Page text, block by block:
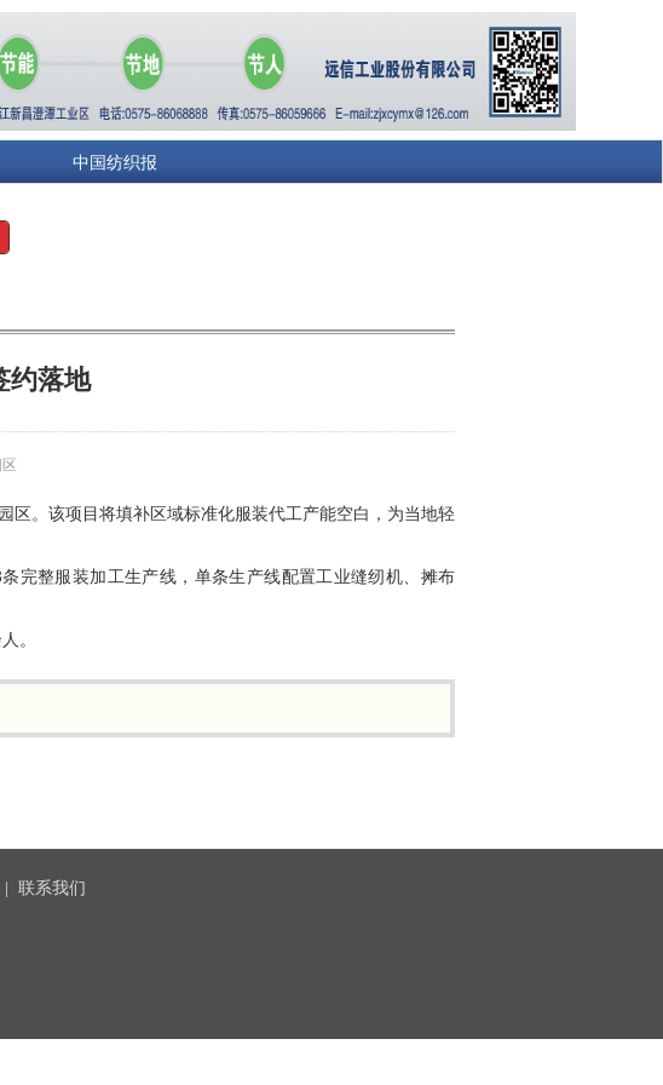
中国纺织报
约落地
。该项目将填补区域标准化服装代工产能空白，为当地轻
完整服装加工生产线，单条生产线配置工业缝纫机、摊布
。
联系我们